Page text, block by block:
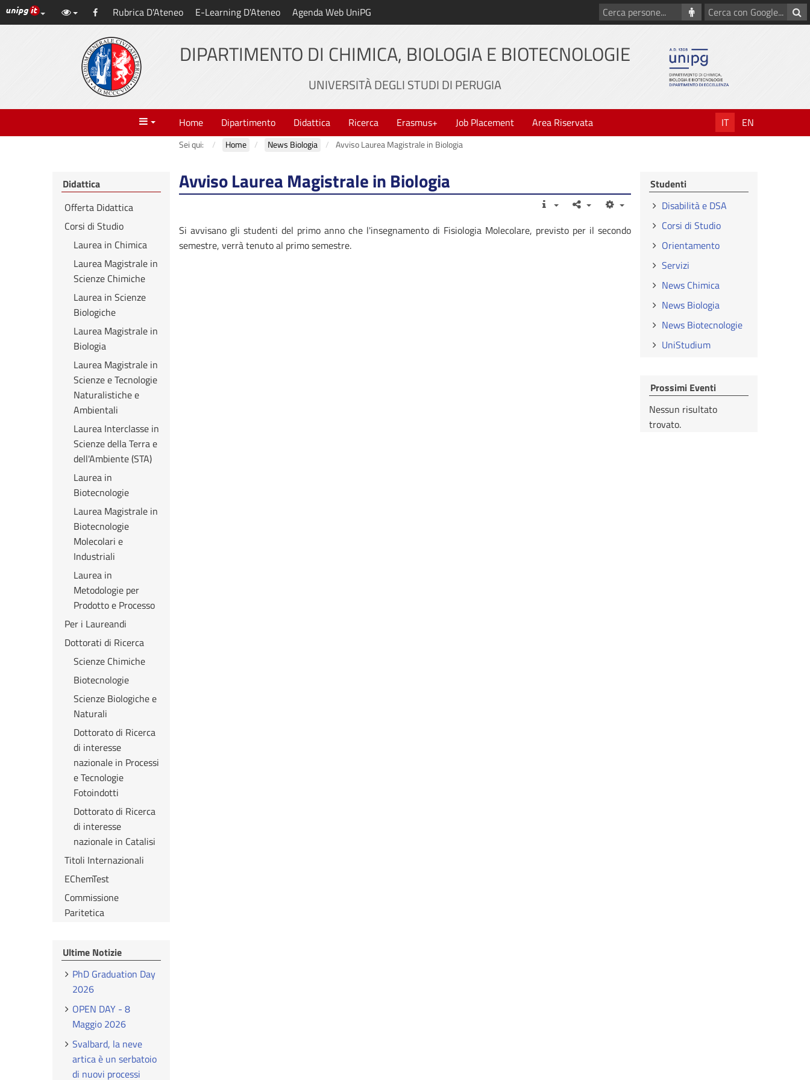
Vai
al
Link ai principali servizi web di Ateneo
Facebook
Rubrica D'Ateneo E-Learning D'Ateneo Agenda Web UniPG
Cerca
con
Cerca
persone
DIPARTIMENTO DI CHIMICA, BIOLOGIA E BIOTECNOLOGIE
UNIVERSITÀ DEGLI STUDI DI PERUGIA
Menu Home Dipartimento Didattica Ricerca Erasmus+ Job Placement Area Riservata IT EN
Sei qui: Home News Biologia Avviso Laurea Magistrale in Biologia
Avviso Laurea Magistrale in Biologia
Si avvisano gli studenti del primo anno che l'insegnamento di Fisiologia Molecolare, previsto per il secondo
semestre, verrà tenuto al primo semestre.
Didattica
Offerta Didattica
Corsi di Studio
Laurea in Chimica
Laurea Magistrale in
Scienze Chimiche
Laurea in Scienze
Biologiche
Laurea Magistrale in
Biologia
Laurea Magistrale in
Scienze e Tecnologie
Naturalistiche e
Ambientali
Laurea Interclasse in
Scienze della Terra e
dell'Ambiente (STA)
Laurea in
Biotecnologie
Laurea Magistrale in
Biotecnologie
Molecolari e
Industriali
Laurea in
Metodologie per
Prodotto e Processo
Per i Laureandi
Dottorati di Ricerca
Scienze Chimiche
Biotecnologie
Scienze Biologiche e
Naturali
Dottorato di Ricerca
di interesse
nazionale in Processi
e Tecnologie
Fotoindotti
Dottorato di Ricerca
di interesse
nazionale in Catalisi
Titoli Internazionali
EChemTest
Commissione
Paritetica
Ultime Notizie
PhD Graduation Day
2026
OPEN DAY - 8
Maggio 2026
Svalbard, la neve
artica è un serbatoio
di nuovi processi
Studenti
Disabilità e DSA
Corsi di Studio
Orientamento
Servizi
News Chimica
News Biologia
News Biotecnologie
UniStudium
Prossimi Eventi
Nessun risultato
trovato.